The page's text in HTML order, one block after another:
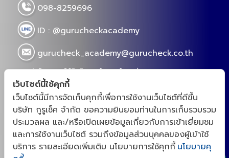
x
ตามงานวิจัย ไม่มโน!!
2023-07-04 19:00
ใครเริ่มกังวลเรื่องความดันสูง อยากเริ่มปรับพฤติกรรม
ปรับอาหารการกิน พาไปเช็ค10 อาหารลดความดัน อิง
ตามงานวิจัย ไม่มโน!! มาฝากคุณ ๆ กันค่า
Views 14306
เว็บไซต์นี้ใช้คุกกี้
เว็บไซต์นี้มีการจัดเก็บคุกกี้เพื่อการใช้งานเว็บไซต์ที่ดีขึ้น
บริษัท กูรูเช็ค จำกัด ขอความยินยอมท่านในการเก็บรวบรวม
ประมวลผล และ/หรือเปิดเผยข้อมูลเกี่ยวกับการเข้าเยี่ยมชม
และการใช้งานเว็บไซต์ รวมถึงข้อมูลส่วนบุคคลของผู้เข้าใช้
บริการ รายละเอียดเพิ่มเติม นโยบายการใช้คุกกี้ นโยบายคุ